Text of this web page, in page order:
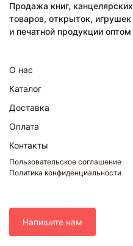
Продажа книг, канцелярских
товаров, открыток, игрушек
и печатной продукции оптом
О нас
Каталог
Доставка
Оплата
Контакты
Пользовательское соглашение
Политика конфиденциальности
Напишите нам